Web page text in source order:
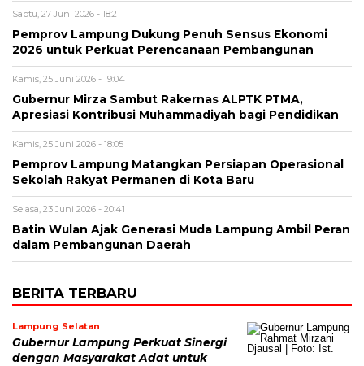
Sabtu, 27 Juni 2026 - 18:21
Pemprov Lampung Dukung Penuh Sensus Ekonomi
2026 untuk Perkuat Perencanaan Pembangunan
Kamis, 25 Juni 2026 - 19:04
Gubernur Mirza Sambut Rakernas ALPTK PTMA,
Apresiasi Kontribusi Muhammadiyah bagi Pendidikan
Kamis, 25 Juni 2026 - 18:05
Pemprov Lampung Matangkan Persiapan Operasional
Sekolah Rakyat Permanen di Kota Baru
Selasa, 23 Juni 2026 - 20:41
Batin Wulan Ajak Generasi Muda Lampung Ambil Peran
dalam Pembangunan Daerah
BERITA TERBARU
Lampung Selatan
Gubernur Lampung Perkuat Sinergi
dengan Masyarakat Adat untuk